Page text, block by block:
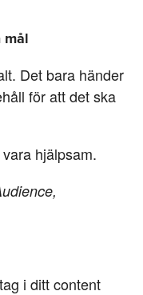
mål
Det bara händer
för att det ska
hjälpsam.
i ditt content